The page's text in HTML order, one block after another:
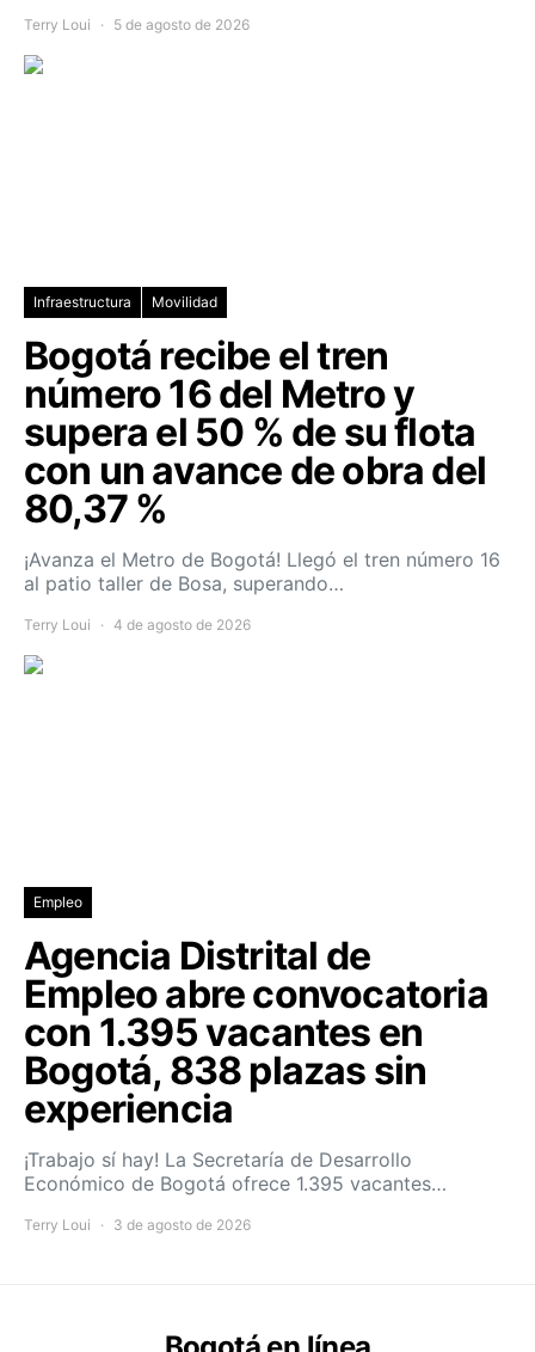
Terry Loui 5 de agosto de 2026
Infraestructura Movilidad
Bogotá recibe el tren
número 16 del Metro y
supera el 50 % de su flota
con un avance de obra del
80,37 %
¡Avanza el Metro de Bogotá! Llegó el tren número 16
al patio taller de Bosa, superando…
Terry Loui 4 de agosto de 2026
Empleo
Agencia Distrital de
Empleo abre convocatoria
con 1.395 vacantes en
Bogotá, 838 plazas sin
experiencia
¡Trabajo sí hay! La Secretaría de Desarrollo
Económico de Bogotá ofrece 1.395 vacantes…
Terry Loui 3 de agosto de 2026